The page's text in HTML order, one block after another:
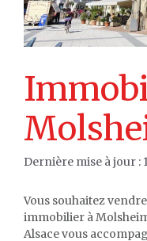
Vous souhaitez
immobilier à
Alsace vous